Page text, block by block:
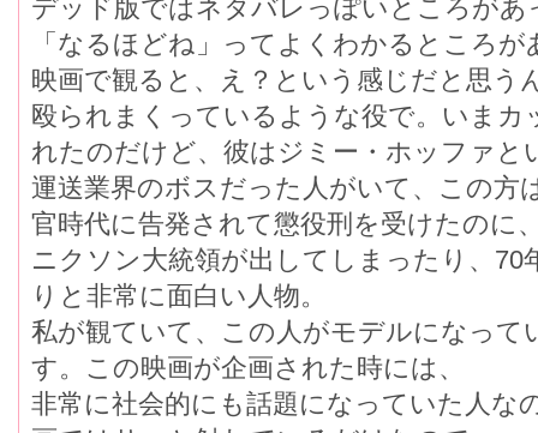
デッド版ではネタバレっぽいところがあ
「なるほどね」ってよくわかるところ
映画で観ると、え？という感じだと思う
殴られまくっているような役で。いまカ
れたのだけど、彼はジミー・ホッファと
運送業界のボスだった人がいて、この方
官時代に告発されて懲役刑を受けたのに
ニクソン大統領が出してしまったり、
りと非常に面白い人物。
私が観ていて、この人がモデルになっ
す。この映画が企画された時には、
非常に社会的にも話題になっていた人な